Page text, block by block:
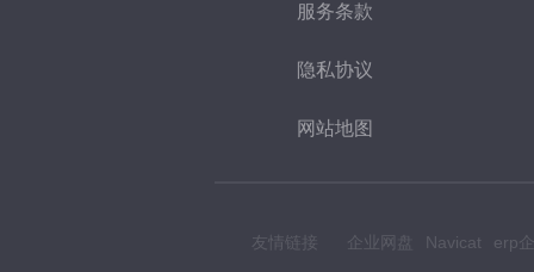
服务条款
隐私协议
网站地图
友情链接 企业网盘 Navicat erp